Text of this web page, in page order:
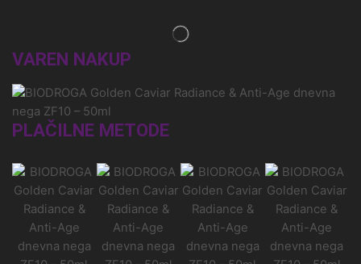
VAREN NAKUP
PLAČILNE METODE